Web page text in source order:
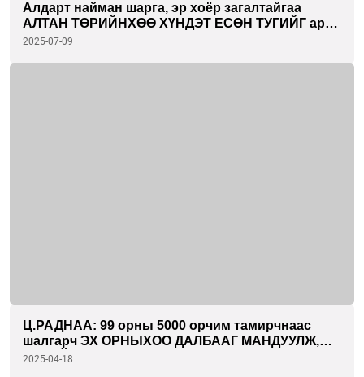
Алдарт найман шарга, эр хоёр загалтайгаа
АЛТАН ТӨРИЙНХӨӨ ХҮНДЭТ ЕСӨН ТУГИЙГ ард
түмнийхээ өмнө түшихэд бэлэн сойгдлоо
2025-07-09
Ц.РАДНАА: 99 орны 5000 орчим тамирчнаас
шалгарч ЭХ ОРНЫХОО ДАЛБААГ МАНДУУЛЖ,
ТӨРИЙН ДУУЛЛАА ЭГШИГЛҮҮЛЭХ бахархал
2025-04-18